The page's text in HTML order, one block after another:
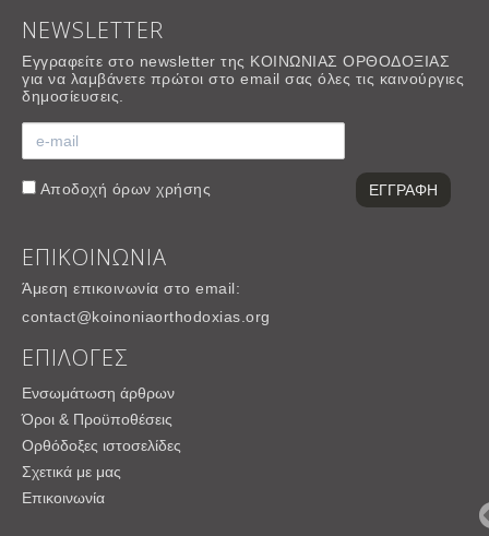
NEWSLETTER
Εγγραφείτε στο newsletter της ΚΟΙΝΩΝΙΑΣ ΟΡΘΟΔΟΞΙΑΣ
για να λαμβάνετε πρώτοι στο email σας όλες τις καινούργιες
δημοσίευσεις.
Αποδοχή όρων χρήσης
ΕΠΙΚΟΙΝΩΝΙΑ
Άμεση επικοινωνία στο email:
contact@koinoniaorthodoxias.org
ΕΠΙΛΟΓΕΣ
Ενσωμάτωση άρθρων
Όροι & Προϋποθέσεις
Ορθόδοξες ιστοσελίδες
Σχετικά με μας
Επικοινωνία